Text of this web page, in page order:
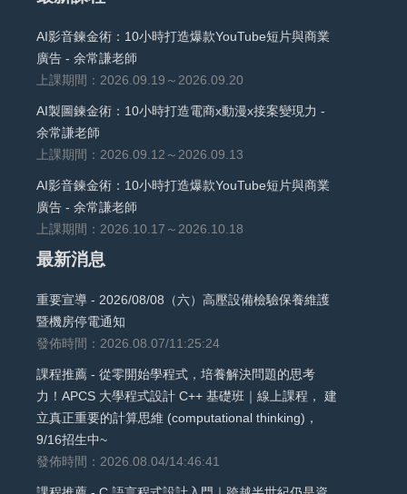
AI影音鍊金術：10小時打造爆款YouTube短片與商業
廣告 - 余常謙老師
上課期間：2026.09.19～2026.09.20
AI製圖鍊金術：10小時打造電商x動漫x接案變現力 -
余常謙老師
上課期間：2026.09.12～2026.09.13
AI影音鍊金術：10小時打造爆款YouTube短片與商業
廣告 - 余常謙老師
上課期間：2026.10.17～2026.10.18
最新消息
重要宣導 - 2026/08/08（六）高壓設備檢驗保養維護
暨機房停電通知
發佈時間：2026.08.07/11:25:24
課程推薦 - 從零開始學程式，培養解決問題的思考
力！APCS 大學程式設計 C++ 基礎班｜線上課程， 建
立真正重要的計算思維 (computational thinking)，
9/16招生中~
發佈時間：2026.08.04/14:46:41